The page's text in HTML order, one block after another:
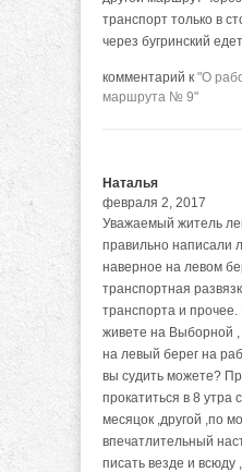
транспорт только в
через бугринский
комментарий к "О
маршрута № 9"
Наталья
февраля 2, 2017
Уважаемый житель
правильно написали
наверное на левом
транспортная
транспорта и
живете на Выборной
на левый берег на
вы судить можете?
прокатиться в 8 утра
месяцок ,другой ,по
впечатлительный
писать везде и